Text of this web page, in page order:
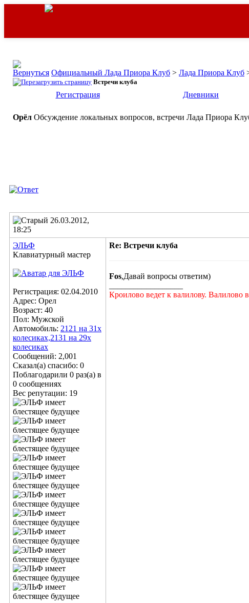
Официальный Лада Приора Клуб > Лада Приора Клуб
Встречи клуба
Регистрация
Дневники
Орёл Обсуждение локальных вопросов, встречи Лада Приора
26.03.2012,
18:25
ЭЛЬФ
Клавиатурный мастер
Регистрация: 02.04.2010
Адрес: Орел
Возраст: 40
Пол: Мужской
Автомобиль: 2121 на 31х
колесиках,2131 на 29х
колесиках
Сообщений: 2,001
Сказал(а) спасибо: 0
Поблагодарили 0 раз(а) в
0 сообщениях
Вес репутации: 19
Re: Встречи клуба
Fos,Давай вопросы ответим)
Кроилово ведет к валилову. Валилово